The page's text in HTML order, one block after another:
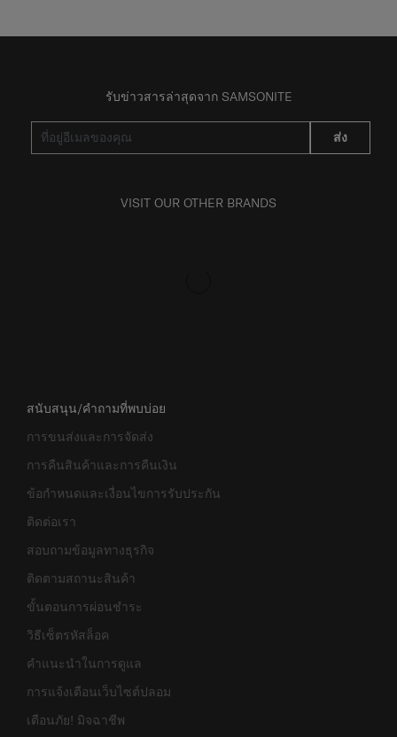
รับข่าวสารล่าสุดจาก SAMSONITE
ส่ง
VISIT OUR OTHER BRANDS
สนับสนุน/คำถามที่พบบ่อย
การขนส่งและการจัดส่ง
การคืนสินค้าและการคืนเงิน
ข้อกำหนดและเงื่อนไขการรับประกัน
ติดต่อเรา
สอบถามข้อมูลทางธุรกิจ
ติดตามสถานะสินค้า
ขั้นตอนการผ่อนชำระ
วิธีเซ็ตรหัสล็อค
คำแนะนำในการดูแล
การแจ้งเตือนเว็บไซต์ปลอม
เตือนภัย! มิจฉาชีพ